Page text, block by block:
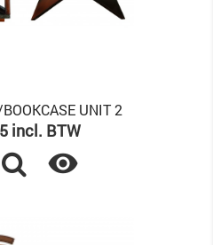
UNIT 2
incl. BTW
